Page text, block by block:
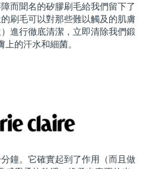
而聞名的矽膠刷毛給我們留下了
刷毛可以對那些難以觸及的肌膚
進行徹底清潔，立即清除我們鍛
上的汗水和細菌。
鐘。它確實起到了作用（而且做